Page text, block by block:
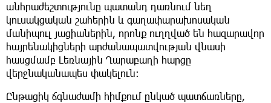
անհրաժեշտությունը պատանդ դառնում նեղ
կուսակցական շահերին և գաղափարախոսական
մանիպուլ յացիաներին, որոնք ուղղված են հազարավոր
հայրենակիցների արժանապատվության վնասի
հասցմամբ Լեռնային Ղարաբաղի հարցը
վերջնականապես փակելուն։
Ընթացիկ ճգնաժամի հիմքում ընկած պատճառները,